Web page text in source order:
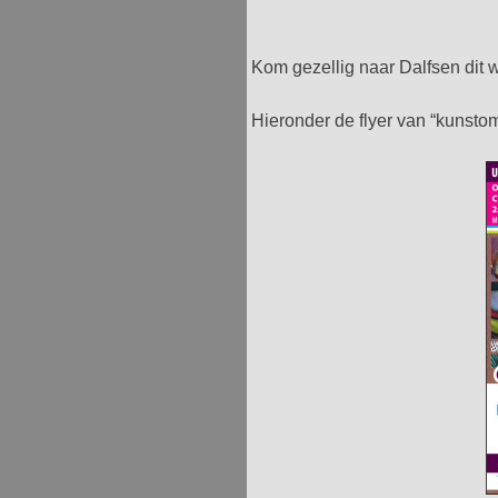
Kom gezellig naar Dalfsen dit
Hieronder de flyer van